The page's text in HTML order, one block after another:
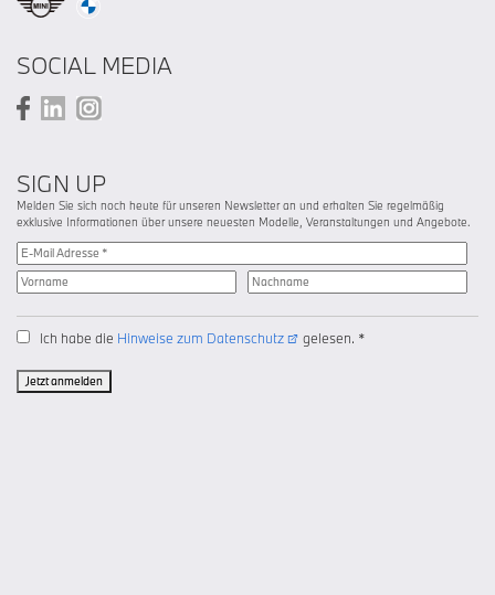
SOCIAL MEDIA
SIGN UP
Melden Sie sich noch heute für unseren Newsletter an und erhalten Sie regelmäßig
exklusive Informationen über unsere neuesten Modelle, Veranstaltungen und Angebote.
Ich habe die Hinweise zum Datenschutz gelesen. *
Jetzt anmelden